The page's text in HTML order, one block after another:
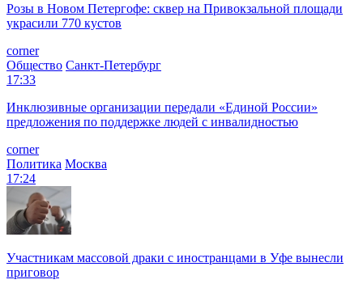
Розы в Новом Петергофе: сквер на Привокзальной площади
украсили 770 кустов
corner
Общество Санкт-Петербург
17:33
Инклюзивные организации передали «Единой России»
предложения по поддержке людей с инвалидностью
corner
Политика Москва
17:24
Участникам массовой драки с иностранцами в Уфе вынесли
приговор